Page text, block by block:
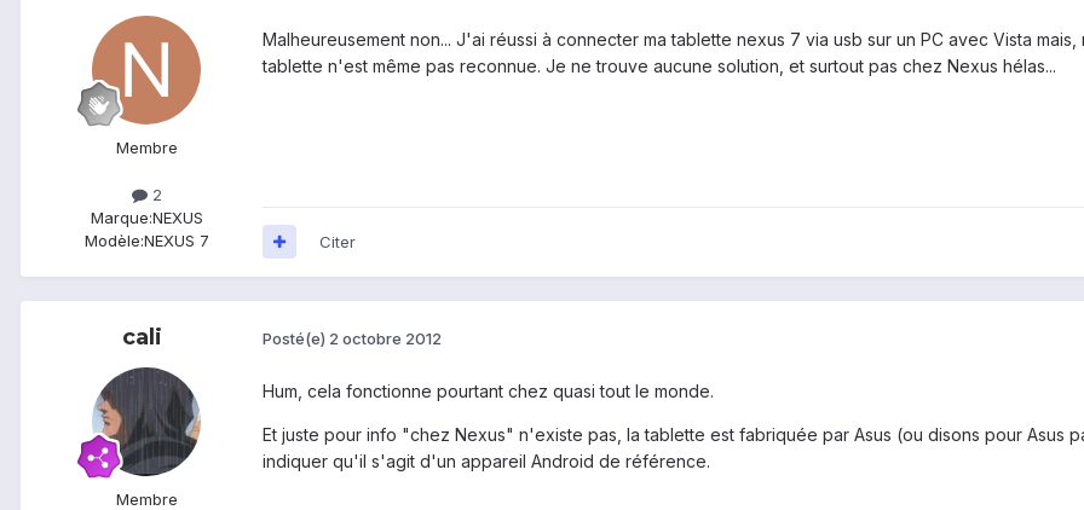
Membre
2
Marque:NEXUS
Modèle:NEXUS 7
Malheureusement non... J'ai réussi à connecter ma tablette nexus 7 via usb sur un PC avec Vista
tablette n'est même pas reconnue. Je ne trouve aucune solution, et surtout pas chez Nexus hélas...
Citer
cali
Membre
Posté(e) 2 octobre 2012
Hum, cela fonctionne pourtant chez quasi tout le monde.
Et juste pour info "chez Nexus" n'existe pas, la tablette est fabriquée par Asus (ou disons pour Asus
indiquer qu'il s'agit d'un appareil Android de référence.